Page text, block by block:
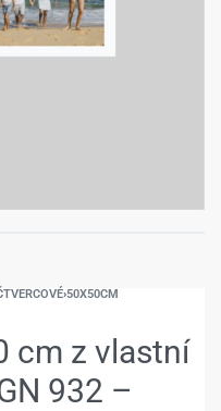
›50X50CM
cm z vlastní
932 –